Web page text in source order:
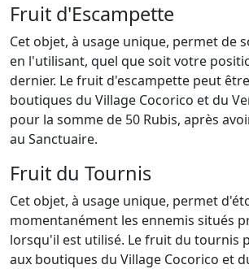
Fruit d'Escampette
Cet objet, à usage unique, permet de
en l'utilisant, quel que soit votre
dernier. Le fruit d'escampette peut
boutiques du Village Cocorico et du
pour la somme de 50 Rubis, après
au Sanctuaire.
Fruit du Tournis
Cet objet, à usage unique, permet
momentanément les ennemis situés
lorsqu'il est utilisé. Le fruit du tournis
aux boutiques du Village Cocorico et